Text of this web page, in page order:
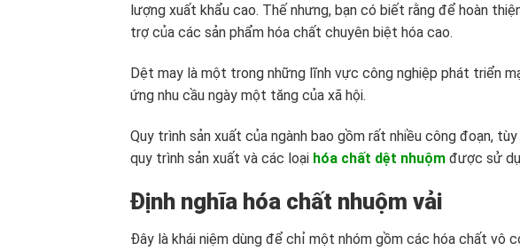
lượng xuất khẩu cao. Thế nhưng, bạn có biết rằng để hoàn
trợ của các sản phẩm hóa chất chuyên biệt hóa cao.
Dệt may là một trong những lĩnh vực công nghiệp phát triển
ứng nhu cầu ngày một tăng của xã hội.
Quy trình sản xuất của ngành bao gồm rất nhiều công đoạn,
quy trình sản xuất và các loại hóa chất dệt nhuộm được sử
Định nghĩa hóa chất nhuộm vải
Đây là khái niệm dùng để chỉ một nhóm gồm các hóa chất vô